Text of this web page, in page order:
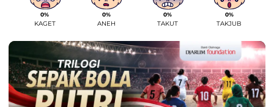
0%
KAGET
0%
ANEH
0%
TAKUT
0%
TAKJUB